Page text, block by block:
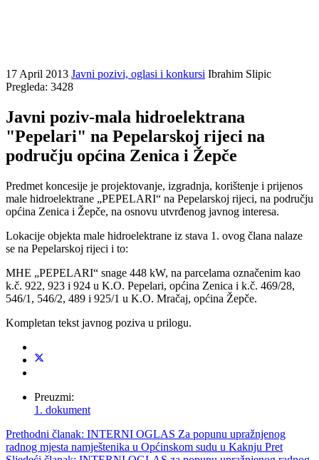
17 April 2013 Javni pozivi, oglasi i konkursi Ibrahim Slipic
Pregleda: 3428
Javni poziv-mala hidroelektrana
"Pepelari" na Pepelarskoj rijeci na
području općina Zenica i Žepče
Predmet koncesije je projektovanje, izgradnja, korištenje i prijenos
male hidroelektrane „PEPELARI“ na Pepelarskoj rijeci, na području
općina Zenica i Žepče, na osnovu utvrđenog javnog interesa.
Lokacije objekta male hidroelektrane iz stava 1. ovog člana nalaze
se na Pepelarskoj rijeci i to:
MHE „PEPELARI“ snage 448 kW, na parcelama označenim kao
k.č. 922, 923 i 924 u K.O. Pepelari, općina Zenica i k.č. 469/28,
546/1, 546/2, 489 i 925/1 u K.O. Mračaj, općina Žepče.
Kompletan tekst javnog poziva u prilogu.
Preuzmi:
1. dokument
Prethodni članak: INTERNI OGLAS Za popunu upražnjenog
radnog mjesta namještenika u Općinskom sudu u Kaknju Pret